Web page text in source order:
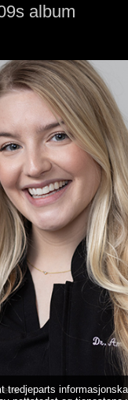
album
tredjeparts